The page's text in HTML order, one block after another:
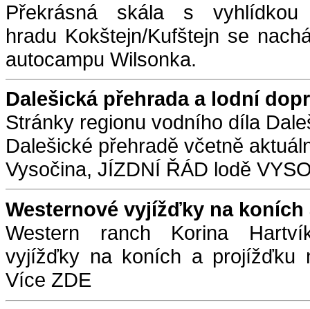
Překrásná skála s
hradu Kokštejn/Kufštejn se
autocampu Wilsonka.
Dalešická přehrada a lodní
Stránky regionu vodního díla
Dalešické přehradě včetně
Vysočina, JÍZDNÍ ŘÁD lodě
Westernové vyjížďky na
Western ranch Korina
vyjížďky na koních a projížďku
Více ZDE